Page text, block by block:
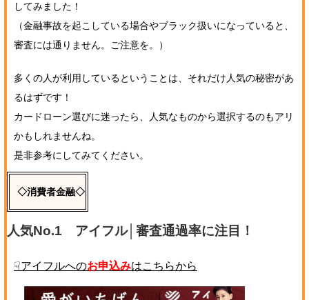
してみました！
（金融事故を起こしている場合やブラック扱いになっていると、
審査には通りません。ご注意を。）
多くの人が利用しているということは、それだけ人気の秘密があ
るはずです！
カードローン選びに迷ったら、人気なものから選択するのもアリ
かもしれませんね。
是非参考にしてみてください。
◇消費者金融◇
人気No.1 アイフル│審査通過率に注目！
☟アイフルへのお申込みはこちらから